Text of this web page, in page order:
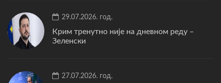
29.07.2026. год.
Крим тренутно није на дневном реду –
Зеленски
27.07.2026. год.